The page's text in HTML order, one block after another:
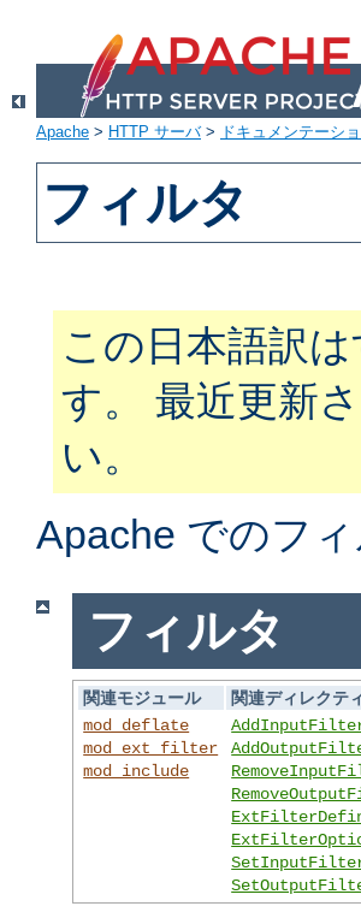
Apache > HTTP サーバ> ドキュメンテーシ
フィルタ
この日本語訳
す。 最近更新
い。
Apache でのフ
フィルタ
関連モジュール
関連ディレクテ
mod_deflate
mod_ext_filter
mod_include